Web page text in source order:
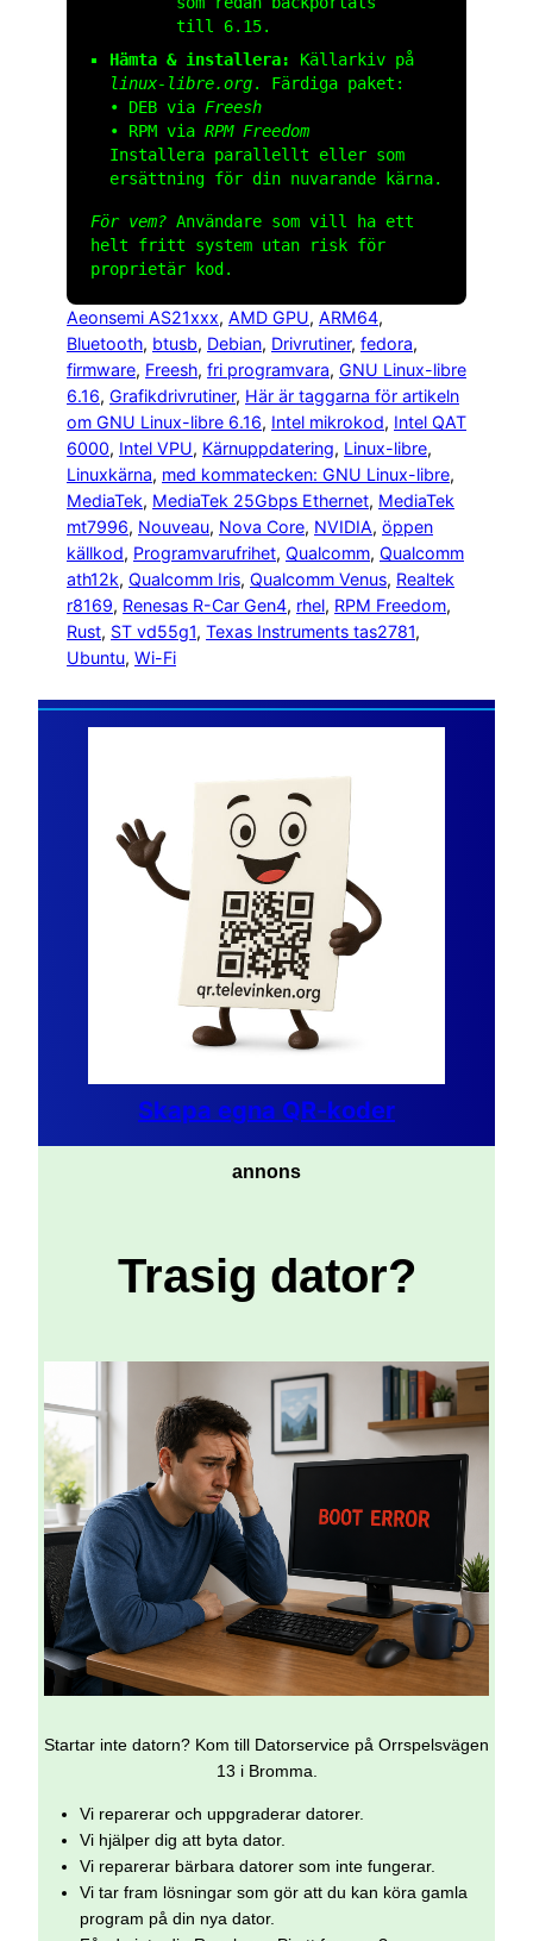
till 6.15.
Hämta & installera:
Källarkiv på
linux-libre.org. Färdiga paket:
• DEB via Freesh
• RPM via RPM Freedom
Installera parallellt eller som
ersättning för din nuvarande kärna.
För vem? Användare som vill ha ett
helt fritt system utan risk för
proprietär kod.
Aeonsemi AS21xxx, AMD GPU, ARM64
Bluetooth, btusb, Debian, Drivrutiner, fedora
firmware, Freesh, fri programvara, GNU Linux-libre
6.16, Grafikdrivrutiner, Här är taggarna för artikeln
om GNU Linux-libre 6.16, Intel mikrokod, Intel QAT
6000, Intel VPU, Kärnuppdatering, Linux-libre
Linuxkärna, med kommatecken: GNU Linux-libre
MediaTek, MediaTek 25Gbps Ethernet, MediaTek
mt7996, Nouveau, Nova Core, NVIDIA, öppen
källkod, Programvarufrihet, Qualcomm, Qualcomm
ath12k, Qualcomm Iris, Qualcomm Venus, Realtek
r8169, Renesas R-Car Gen4, rhel, RPM Freedom
Rust, ST vd55g1, Texas Instruments tas2781
Ubuntu, Wi-Fi
Skapa egna QR-koder
annons
Trasig dator?
Startar inte datorn? Kom till Datorservice på Orrspelsvägen
13 i Bromma.
Vi reparerar och uppgraderar datorer.
Vi hjälper dig att byta dator.
Vi reparerar bärbara datorer som inte fungerar.
Vi tar fram lösningar som gör att du kan köra gamla
program på din nya dator.